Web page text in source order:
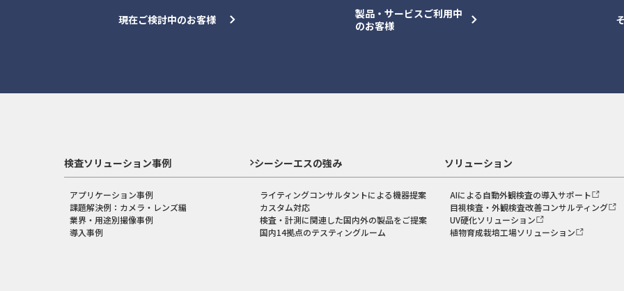
現在ご検討中のお客様
製品・サービスご利用中
のお客様
検査ソリューション事例
アプリケーション事例
課題解決例：カメラ・レンズ編
業界・用途別撮像事例
導入事例
シーシーエスの強み
ライティングコンサルタントによる機器提案
カスタム対応
検査・計測に関連した国内外の製品をご提案
国内14拠点のテスティングルーム
ソリューション
AIによる自動外観検査の導入サポート
目視検査・外観検査改善コンサルティング
UV硬化ソリューション
植物育成栽培工場ソリューション